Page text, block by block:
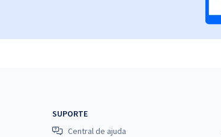
SUPORTE
Central de ajuda